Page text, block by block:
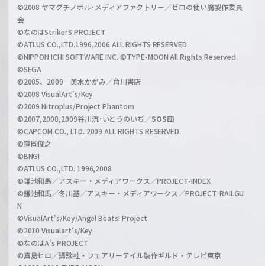
l
h
a
n
l
©2008 ヤマグチノボル･メディアファクトリー／ゼロの使い魔製作委員
会
©なのはStrikerS PROJECT
©ATLUS CO.,LTD.1996,2006 ALL RIGHTS RESERVED.
©NIPPON ICHI SOFTWARE INC. ©TYPE-MOON All Rights Reserved.
©SEGA
©2005、2009 美水かがみ／角川書店
©2008 VisualArt's/Key
©2009 Nitroplus/Project Phantom
©2007,2008,2009谷川流･いとうのいぢ／SOS団
©CAPCOM CO., LTD. 2009 ALL RIGHTS RESERVED.
©窪岡俊之
©BNGI
©ATLUS CO.,LTD. 1996,2008
©鎌池和馬／アスキー・メディアワークス／PROJECT-INDEX
©鎌池和馬／冬川基／アスキー・メディアワークス／PROJECT-RAILGU
N
©VisualArt's/Key/Angel Beats! Project
©2010 Visualart's/Key
©なのはA's PROJECT
©真島ヒロ／講談社・フェアリーテイル製作ギルド・テレビ東京